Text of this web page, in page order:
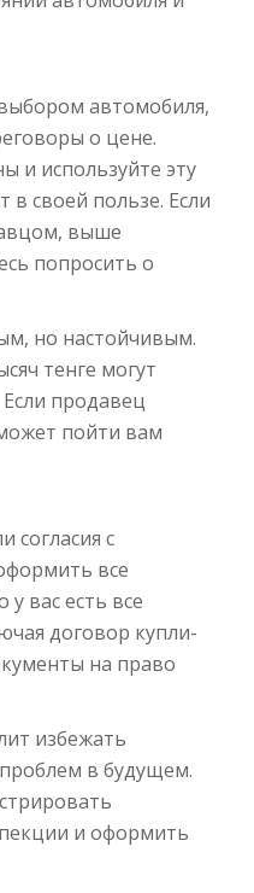
автомобиля,
о цене.
и используйте эту
своей пользе. Если
выше
попросить о
но настойчивым.
тенге могут
продавец
пойти вам
согласия с
все
вас есть все
договор купли-
на право
избежать
в будущем.
и оформить